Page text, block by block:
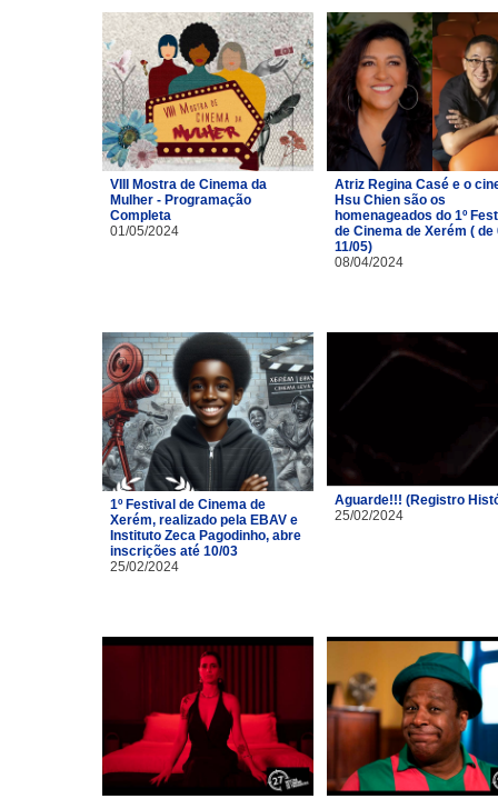
VIII Mostra de Cinema da
Mulher - Programação
Completa
01/05/2024
Atriz Regina Casé e o
Hsu Chien são os
homenageados do 1º
de Cinema de Xerém ( de
11/05)
08/04/2024
1º Festival de Cinema de
Xerém, realizado pela EBAV e
Instituto Zeca Pagodinho, abre
inscrições até 10/03
25/02/2024
Aguarde!!! (Registro
25/02/2024